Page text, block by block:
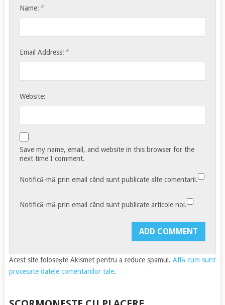
Name: *
Email Address: *
Website:
Save my name, email, and website in this browser for the
next time I comment.
Notifică-mă prin email când sunt publicate alte comentarii.
Notifică-mă prin email când sunt publicate articole noi.
Acest site folosește Akismet pentru a reduce spamul. Află cum sunt
procesate datele comentariilor tale.